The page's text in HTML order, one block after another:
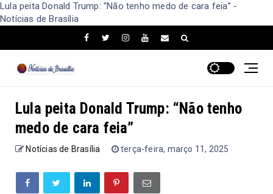
Lula peita Donald Trump: “Não tenho medo de cara feia” -
Notícias de Brasília
Lula peita Donald Trump: “Não tenho
medo de cara feia”
Notícias de Brasília terça-feira, março 11, 2025